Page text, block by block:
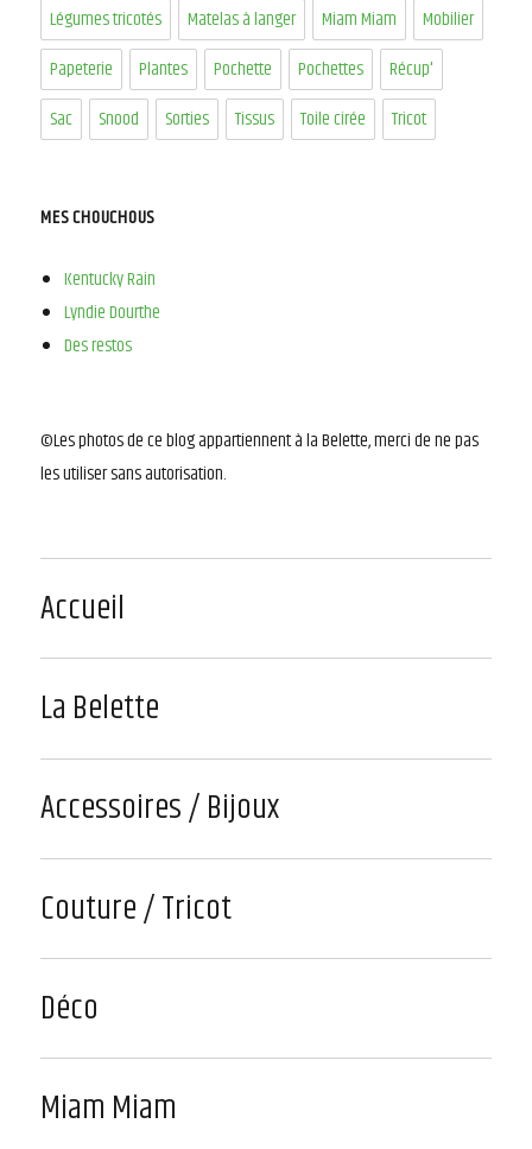
Légumes tricotés
Matelas à langer Miam Miam
Mobilier
Papeterie
Plantes Pochette Pochettes
Récup'
Sac
Snood Sorties Tissus Toile cirée Tricot
MES CHOUCHOUS
Kentucky Rain
Lyndie Dourthe
Des restos
©Les photos de ce blog appartiennent à la Belette, merci de ne pas
les utiliser sans autorisation.
Accueil
La Belette
Accessoires / Bijoux
Couture / Tricot
Déco
Miam Miam